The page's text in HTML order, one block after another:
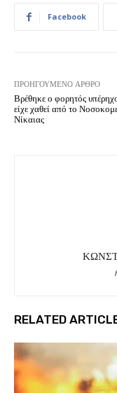
Facebook
ΠΡΟΗΓΟΎΜΕΝΟ ΆΡΘΡΟ
Βρέθηκε ο φορητός
είχε χαθεί από το
Νίκαιας
RELATED